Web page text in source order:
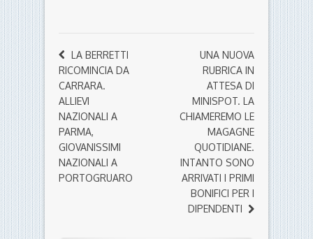
LA BERRETTI
RICOMINCIA DA
CARRARA.
ALLIEVI
NAZIONALI A
PARMA,
GIOVANISSIMI
NAZIONALI A
PORTOGRUARO
UNA NUOVA
RUBRICA IN
ATTESA DI
MINISPOT. LA
CHIAMEREMO LE
MAGAGNE
QUOTIDIANE.
INTANTO SONO
ARRIVATI I PRIMI
BONIFICI PER I
DIPENDENTI